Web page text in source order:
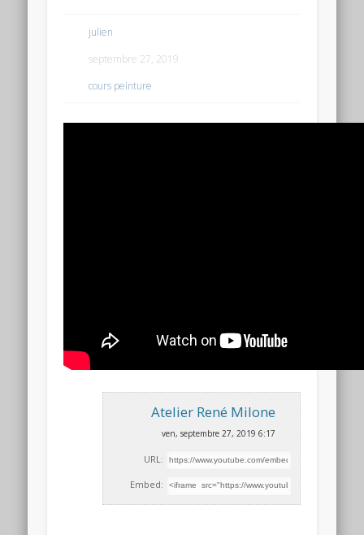
julien
septembre 27, 2019
cours peinture
Atelier René Milone
ven, septembre 27, 2019 6:17
URL:
Embed: